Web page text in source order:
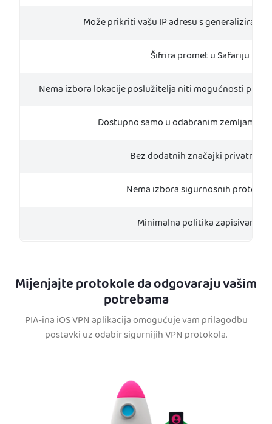
Može prikriti vašu IP adresu s
Šifrira promet u Safariju
Nema izbora lokacije poslužitelja niti mogućnosti
Dostupno samo u odabranim zemljama i
Bez dodatnih značajki privatnosti
Nema izbora sigurnosnih
Minimalna politika zapisivanja
Mijenjajte protokole da odgovaraju vašim
potrebama
PIA-ina iOS VPN aplikacija omogućuje vam prilagodbu
postavki uz odabir sigurnijih VPN protokola.